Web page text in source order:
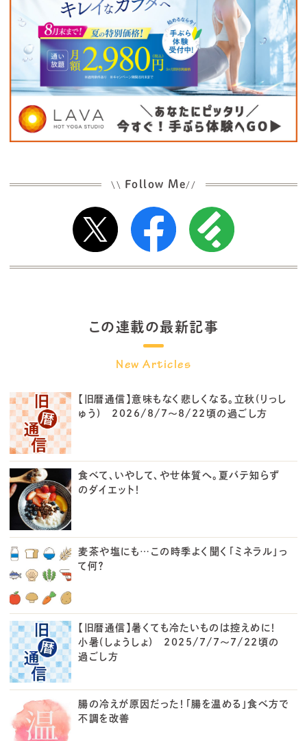
\\ Follow Me//
この連載の最新記事
【旧暦通信】意味もなく悲しくなる。立秋(りっし
ゅう) 2026/8/7～8/22頃の過ごし方
食べて、いやして、やせ体質へ。夏バテ知らず
のダイエット！
麦茶や塩にも…この時季よく聞く「ミネラル」っ
て何？
【旧暦通信】暑くても冷たいものは控えめに！
小暑(しょうしょ) 2025/7/7～7/22頃の
過ごし方
腸の冷えが原因だった！「腸を温める」食べ方で
不調を改善